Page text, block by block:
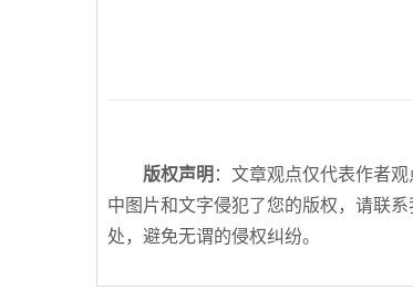
版权声明 ：文章观点仅代表作者
中图片和文字侵犯了您的版权，请联
处，避免无谓的侵权纠纷。